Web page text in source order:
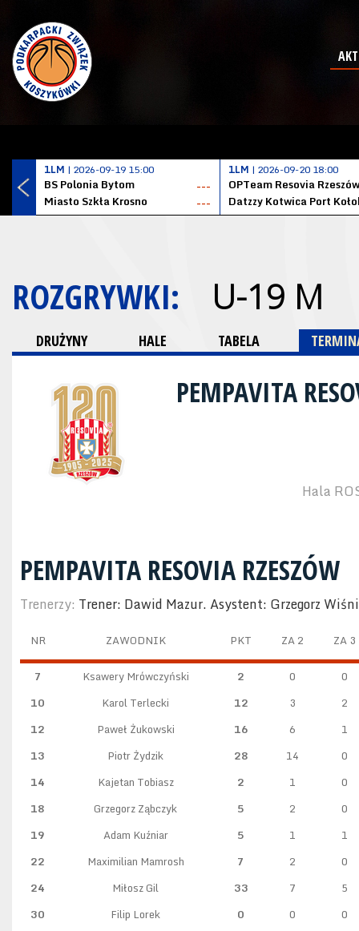
1LM | 2026-09-19 15:00
BS Polonia Bytom
---
Miasto Szkła Krosno
---
1LM | 2026-09-20 18:00
OPTeam Resovia Rzeszów
ROZGRYWKI: U-19 M
DRUŻYNY HALE TABELA
PEMPAVITA
Hala
PEMPAVITA RESOVIA RZESZÓW
Trenerzy: Trener: Dawid Mazur. Asystent: Grzegorz
NR ZAWODNIK PKT ZA 2 ZA 3
7 Ksawery Mrówczyński 2 0
0
10
Karol Terlecki 12 3
2
12
Paweł Żukowski 16 6
1
13
Piotr Żydzik 28 14
0
14
Kajetan Tobiasz 2 1
0
18
Grzegorz Ząbczyk 5 2
0
19
Adam Kuźniar 5 1
1
22
Maximilian Mamrosh 7 2
0
24
Miłosz Gil 33 7
5
30
Filip Lorek 0 0
0